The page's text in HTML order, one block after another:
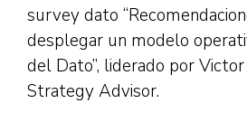
survey dato
desplegar un modelo
del Dato”, liderado por
Strategy Advisor.